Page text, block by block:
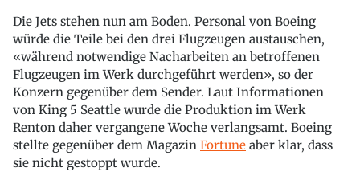
Die Jets stehen nun am Boden. Personal von Boeing
würde die Teile bei den drei Flugzeugen austauschen,
«während notwendige Nacharbeiten an betroffenen
Flugzeugen im Werk durchgeführt werden», so der
Konzern gegenüber dem Sender. Laut Informationen
von King 5 Seattle wurde die Produktion im Werk
Renton daher vergangene Woche verlangsamt. Boeing
stellte gegenüber dem Magazin Fortune aber klar, dass
sie nicht gestoppt wurde.